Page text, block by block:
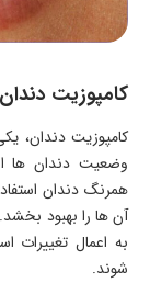
کامپوزیت
کامپوزیت دندان،
وضعیت دندان ها
همرنگ دندان
آن ها را بهبود
به اعمال تغییرات
شوند.